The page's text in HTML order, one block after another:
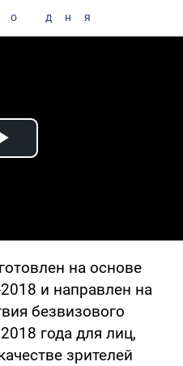
дня
Play Video
на основе
и направлен на
безвизового
года для лиц,
зрителей